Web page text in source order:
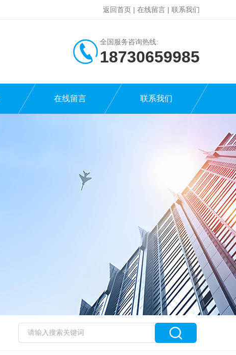
返回首页 | 在线留言 | 联系我们
全国服务咨询热线:
18730659985
在线留言 联系我们